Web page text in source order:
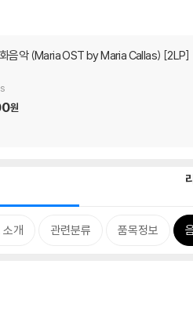
음악 (Maria OST by Maria Callas) [2LP]
원
소개 관련분류 품목정보